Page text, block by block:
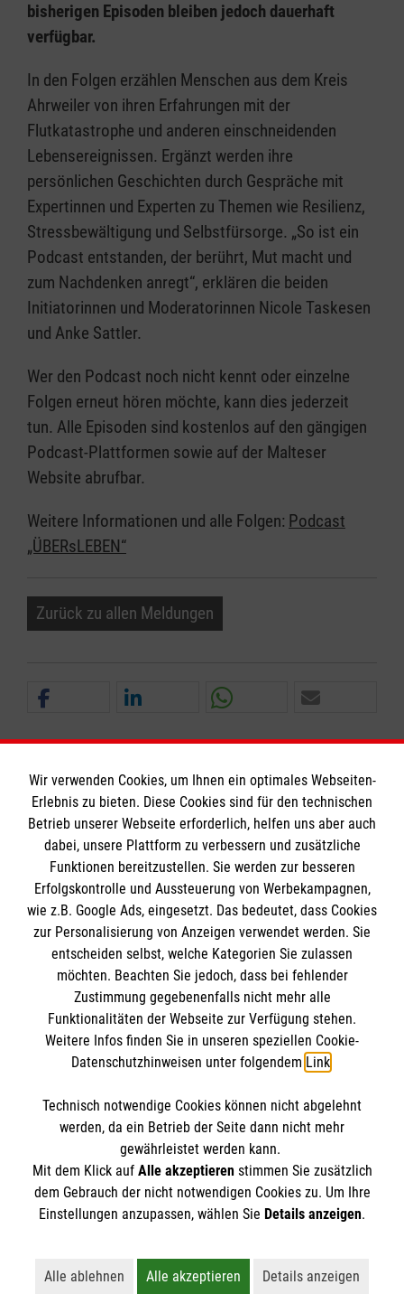
bisherigen Episoden bleiben jedoch dauerhaft
verfügbar.
In den Folgen erzählen Menschen aus dem Kreis
Ahrweiler von ihren Erfahrungen mit der
Flutkatastrophe und anderen einschneidenden
Lebensereignissen. Ergänzt werden ihre
persönlichen Geschichten durch Gespräche mit
Expertinnen und Experten zu Themen wie Resilienz,
Stressbewältigung und Selbstfürsorge. „So ist ein
Podcast entstanden, der berührt, Mut macht und
zum Nachdenken anregt“, erklären die beiden
Initiatorinnen und Moderatorinnen Nicole Taskesen
und Anke Sattler.
Wer den Podcast noch nicht kennt oder einzelne
Folgen erneut hören möchte, kann dies jederzeit
tun. Alle Episoden sind kostenlos auf den gängigen
Podcast-Plattformen sowie auf der Malteser
Website abrufbar.
Weitere Informationen und alle Folgen: Podcast
„ÜBERsLEBEN“
Zurück zu allen Meldungen
Informationen
Impressum
Datenschutz
Barrierefreiheit
Kontakt
Die Malteser
Malteser in Deutschland
Malteserorden
Sharepoint
Spendenkonto
Pax-Bank für Kirche und Caritas eG
IBAN: DE70 3706 0193 4001 1551 60
BIC / S.W.I.F.T: GENODED1PAX
So finden Sie uns
Burkhardstraße 31
67549 Worms
E-Mail:stephanie.roeser@malteser-worms.de
Der Malteser Hilfsdienst e.V. ist als eingetragene
Gewerbesteuer befreit.
Wir verwenden Cookies, um Ihnen ein optimales Webseiten-
Erlebnis zu bieten. Diese Cookies sind für den technischen
Betrieb unserer Webseite erforderlich, helfen uns aber auch
dabei, unsere Plattform zu verbessern und zusätzliche
Funktionen bereitzustellen. Sie werden zur besseren
Erfolgskontrolle und Aussteuerung von Werbekampagnen,
wie z.B. Google Ads, eingesetzt. Das bedeutet, dass Cookies
zur Personalisierung von Anzeigen verwendet werden. Sie
entscheiden selbst, welche Kategorien Sie zulassen
möchten. Beachten Sie jedoch, dass bei fehlender
Zustimmung gegebenenfalls nicht mehr alle
Funktionalitäten der Webseite zur Verfügung stehen.
Weitere Infos finden Sie in unseren speziellen Cookie-
Datenschutzhinweisen unter folgendem Link.
Technisch notwendige Cookies können nicht abgelehnt
werden, da ein Betrieb der Seite dann nicht mehr
gewährleistet werden kann.
Mit dem Klick auf Alle akzeptierenstimmen Sie zusätzlich
dem Gebrauch der nicht notwendigen Cookies zu. Um Ihre
Einstellungen anzupassen, wählen Sie Details anzeigen.
Alle ablehnen
Alle akzeptieren
Details anzeigen